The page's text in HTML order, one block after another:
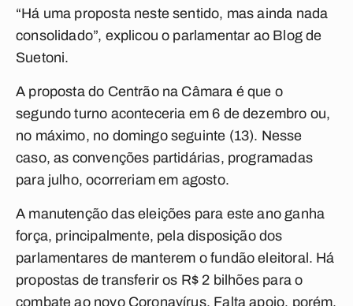
“Há uma proposta neste sentido, mas ainda nada
consolidado”, explicou o parlamentar ao Blog de
Suetoni.
A proposta do Centrão na Câmara é que o
segundo turno aconteceria em 6 de dezembro ou,
no máximo, no domingo seguinte (13). Nesse
caso, as convenções partidárias, programadas
para julho, ocorreriam em agosto.
A manutenção das eleições para este ano ganha
força, principalmente, pela disposição dos
parlamentares de manterem o fundão eleitoral. Há
propostas de transferir os R$ 2 bilhões para o
combate ao novo Coronavírus. Falta apoio, porém,